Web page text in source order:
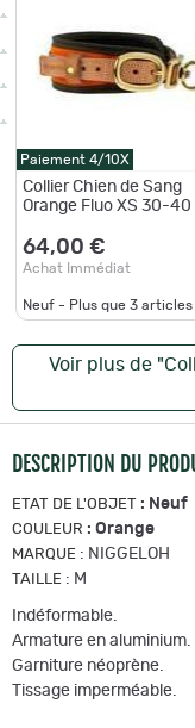
Paiement 4/10X
Collier Chien de Sang
Orange Fluo XS 30-40
64,00 €
Achat Immédiat
Neuf - Plus que 3 articles
Voir plus de
DESCRIPTION DU
ETAT DE L'OBJET : Neuf
COULEUR : Orange
MARQUE : NIGGELOH
TAILLE : M
Indéformable.
Armature en aluminium.
Garniture néoprène.
Tissage imperméable.